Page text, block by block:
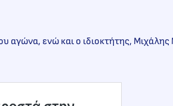
αγώνα, ενώ και ο ιδιοκτήτης,